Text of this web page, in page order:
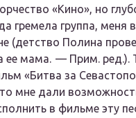
«Кино», но
гремела группа, меня
(детство Полина
ее мама. — Прим. ред.).
«Битва за
мне дали
в фильме эту